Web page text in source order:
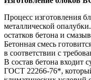
Процесс изготовления
металлической
остатков бетона и
Бетонная смесь
в соответствии с
В состав бетона входит
ГОСТ 22266-76*,